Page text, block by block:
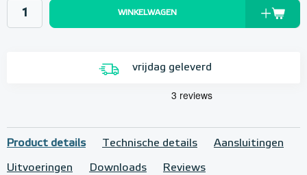
WINKELWAGEN
vrijdag geleverd
Product details Technische details Aansluitingen
Uitvoeringen Downloads Reviews